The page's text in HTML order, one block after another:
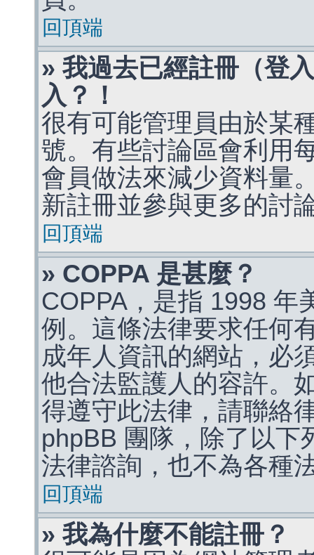
回頂端
» 我過去已經註冊（登
入？！
很有可能管理員由於某
號。有些討論區會利用
會員做法來減少資料量
新註冊並參與更多的討
回頂端
» COPPA 是甚麼？
COPPA，是指 1998 年
例。這條法律要求任何
成年人資訊的網站，必
他合法監護人的容許。
得遵守此法律，請聯絡
phpBB 團隊，除了以下
法律諮詢，也不為各種
回頂端
» 我為什麼不能註冊？